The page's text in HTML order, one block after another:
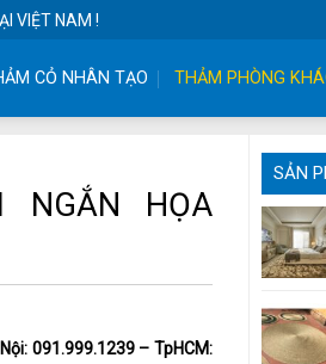
VIỆT NAM !
CỎ NHÂN TẠO THẢM PHÒNG
SẢN
NGẮN HỌA
091.999.1239 – TpHCM: